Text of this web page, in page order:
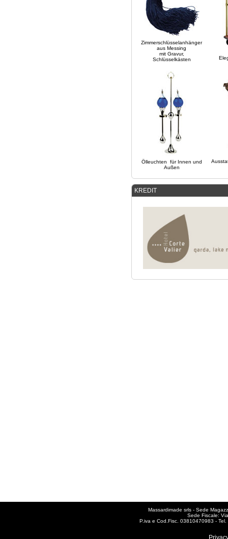
Zimmerschlüsselanhänger
aus Messing
mit Gravur,
Schlüsselkästen
Ölleuchten für Innen und
Außen
KREDIT
Massardimade srls - Sede
Sede Fiscale:
P.iva e Cod.Fisc. 03810470983 -